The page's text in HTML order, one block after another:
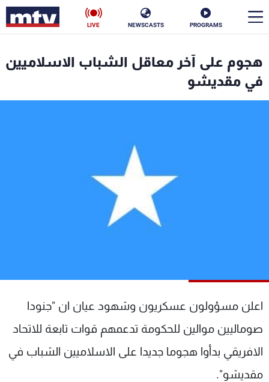
PROGRAMS
NEWSCASTS
LIVE
هجوم على آخر معاقل الشباب الاسلاميين
في مقديشو
اعلن مسؤولون عسكريون وشهود عيان ان "جنودا
صوماليين موالين للحكومة تدعمهم قوات تابعة للاتحاد
الافريقي بدأوا هجوما جديدا على الاسلاميين الشباب في
مقديشو".
الأخبار
رياضة
شاهد البرامج
الترددات
عن MTV
الإنـتـاج
تواصل معنا